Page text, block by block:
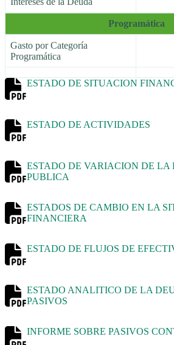
Programática
Gasto por Categoría
Programática
ESTADO DE SITUACION
ESTADO DE ACTIVIDADES
ESTADO DE VARIACION DE LA
PUBLICA
ESTADOS DE CAMBIO EN LA
FINANCIERA
ESTADO DE FLUJOS DE
ESTADO ANALITICO DE LA
PASIVOS
INFORME SOBRE PASIVOS